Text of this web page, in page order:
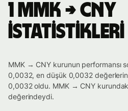
1 MMK → CNY
istatistikleri
MMK → CNY kurunun performansı
0,0032, en düşük 0,0032
0,0032 oldu. MMK → CNY
değerindeydi.